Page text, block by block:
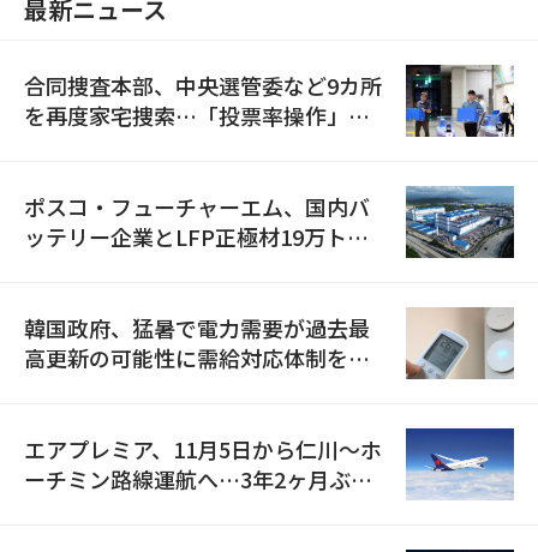
最新ニュース
合同捜査本部、中央選管委など9カ所
を再度家宅捜索…「投票率操作」の
ポスコ・フューチャーエム、国内バ
ッテリー企業とLFP正極材19万トン
韓国政府、猛暑で電力需要が過去最
高更新の可能性に需給対応体制を点
エアプレミア、11月5日から仁川〜ホ
ーチミン路線運航へ…3年2ヶ月ぶり